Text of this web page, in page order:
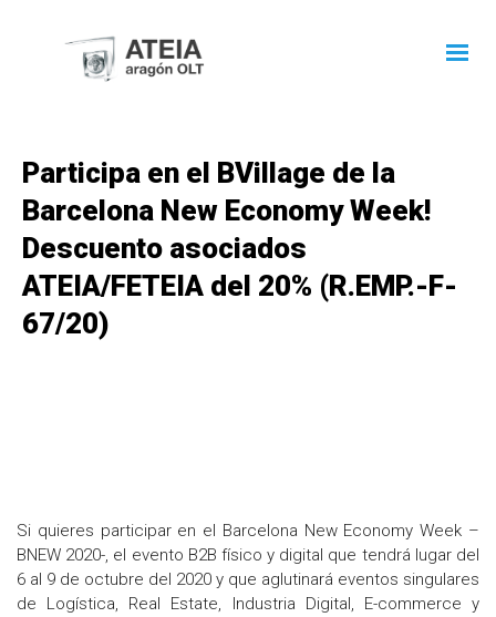
Participa en el BVillage de la
Barcelona New Economy Week!
Descuento asociados
ATEIA/FETEIA del 20% (R.EMP.-F-
67/20)
Si quieres participar en el Barcelona New Economy Week –
BNEW 2020-, el evento B2B físico y digital que tendrá lugar del
6 al 9 de octubre del 2020 y que aglutinará eventos singulares
de Logística, Real Estate, Industria Digital, E-commerce y